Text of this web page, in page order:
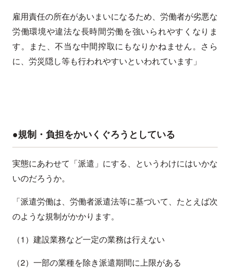
雇用責任の所在があいまいになるため、労働者が劣悪な
労働環境や違法な長時間労働を強いられやすくなりま
す。また、不当な中間搾取にもなりかねません。さら
に、労災隠し等も行われやすいといわれています」
●規制・負担をかいくぐろうとしている
実態にあわせて「派遣」にする、というわけにはいかな
いのだろうか。
「派遣労働は、労働者派遣法等に基づいて、たとえば次
のような規制がかかります。
（1）建設業務など一定の業務は行えない
（2）一部の業種を除き派遣期間に上限がある